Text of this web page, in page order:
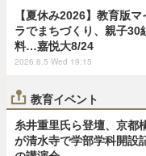
【夏休み2026】教育版マ
ラでまちづくり、親子30
料…嘉悦大8/24
2026.8.5 Wed 19:15
教育イベント
糸井重里氏ら登壇、京都
が清水寺で学部学科開設